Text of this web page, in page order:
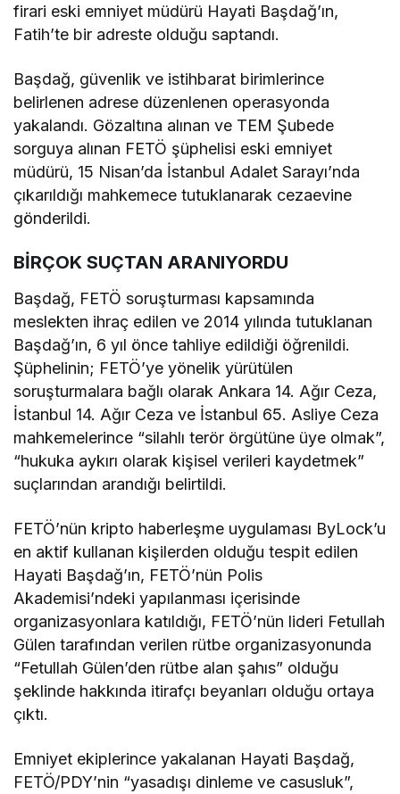
firari eski emniyet müdürü Hayati Başdağ’ın,
Fatih’te bir adreste olduğu saptandı.
Başdağ, güvenlik ve istihbarat birimlerince
belirlenen adrese düzenlenen operasyonda
yakalandı. Gözaltına alınan ve TEM Şubede
sorguya alınan FETÖ şüphelisi eski emniyet
müdürü, 15 Nisan’da İstanbul Adalet Sarayı’nda
çıkarıldığı mahkemece tutuklanarak cezaevine
gönderildi.
BİRÇOK SUÇTAN ARANIYORDU
Başdağ, FETÖ soruşturması kapsamında
meslekten ihraç edilen ve 2014 yılında tutuklanan
Başdağ’ın, 6 yıl önce tahliye edildiği öğrenildi.
Şüphelinin; FETÖ’ye yönelik yürütülen
soruşturmalara bağlı olarak Ankara 14. Ağır Ceza,
İstanbul 14. Ağır Ceza ve İstanbul 65. Asliye Ceza
mahkemelerince “silahlı terör örgütüne üye olmak”,
“hukuka aykırı olarak kişisel verileri kaydetmek”
suçlarından arandığı belirtildi.
FETÖ’nün kripto haberleşme uygulaması ByLock’u
en aktif kullanan kişilerden olduğu tespit edilen
Hayati Başdağ’ın, FETÖ’nün Polis
Akademisi’ndeki yapılanması içerisinde
organizasyonlara katıldığı, FETÖ’nün lideri Fetullah
Gülen tarafından verilen rütbe organizasyonunda
“Fetullah Gülen’den rütbe alan şahıs” olduğu
şeklinde hakkında itirafçı beyanları olduğu ortaya
çıktı.
Emniyet ekiplerince yakalanan Hayati Başdağ,
FETÖ/PDY’nin “yasadışı dinleme ve casusluk”,